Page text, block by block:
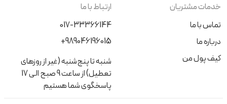
خدمات مشتریان
تماس با ما
درباره ما
کیف پول من
ارتباط با ما
017-33366144
+989046196015
شنبه تا پنج‌شنبه (غیر از روزهای
تعطیل) از ساعت 9 صبح الی 17
پاسخگوی شما هستیم